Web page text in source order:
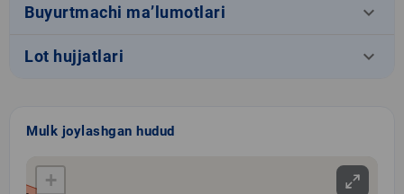
Buyurtmachi ma’lumotlari keyboard_arrow_down
Lot hujjatlari keyboard_arrow_down
Mulk joylashgan hudud
+